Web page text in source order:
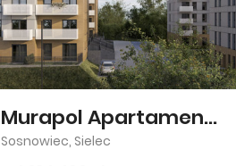
Murapol Apartamenty Na Wzgórzu
Sosnowiec, Sielec